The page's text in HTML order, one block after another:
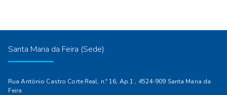
Santa Maria da Feira (Sede)
Rua António Castro Corte Real, n.º 16, Ap.1 , 4524-909 Santa Maria da
Feira